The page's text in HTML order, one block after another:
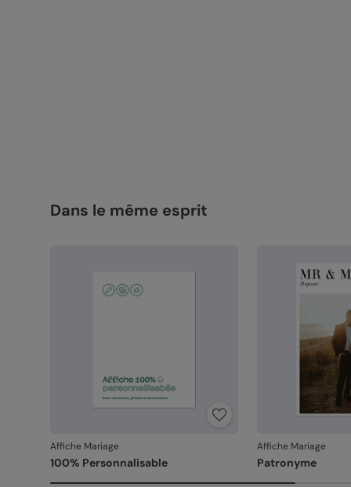
Dans le même esprit
Affiche Mariage
100% Personnalisable
Affiche Mariage
Patronyme